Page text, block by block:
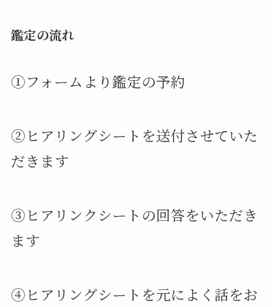
鑑定の流れ
①フォームより鑑定の予約
②ヒアリングシートを送付させていた
だきます
③ヒアリンクシートの回答をいただき
ます
④ヒアリングシートを元によく話をお